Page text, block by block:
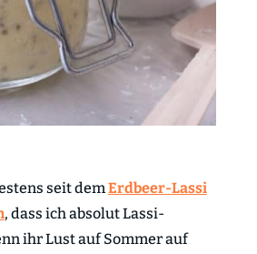
seit dem Erdbeer-Lassi
, dass ich absolut Lassi-
ihr Lust auf Sommer auf